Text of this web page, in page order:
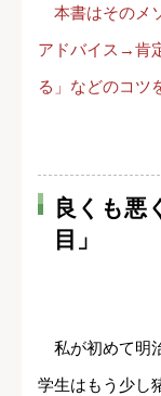
本書はそのメ
アドバイス→肯
る」などのコツ
良くも悪
目」
私が初めて明
学生はもう少し